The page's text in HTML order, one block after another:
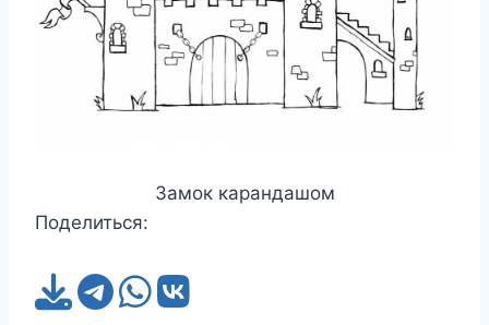
Замок карандашом
Поделиться: